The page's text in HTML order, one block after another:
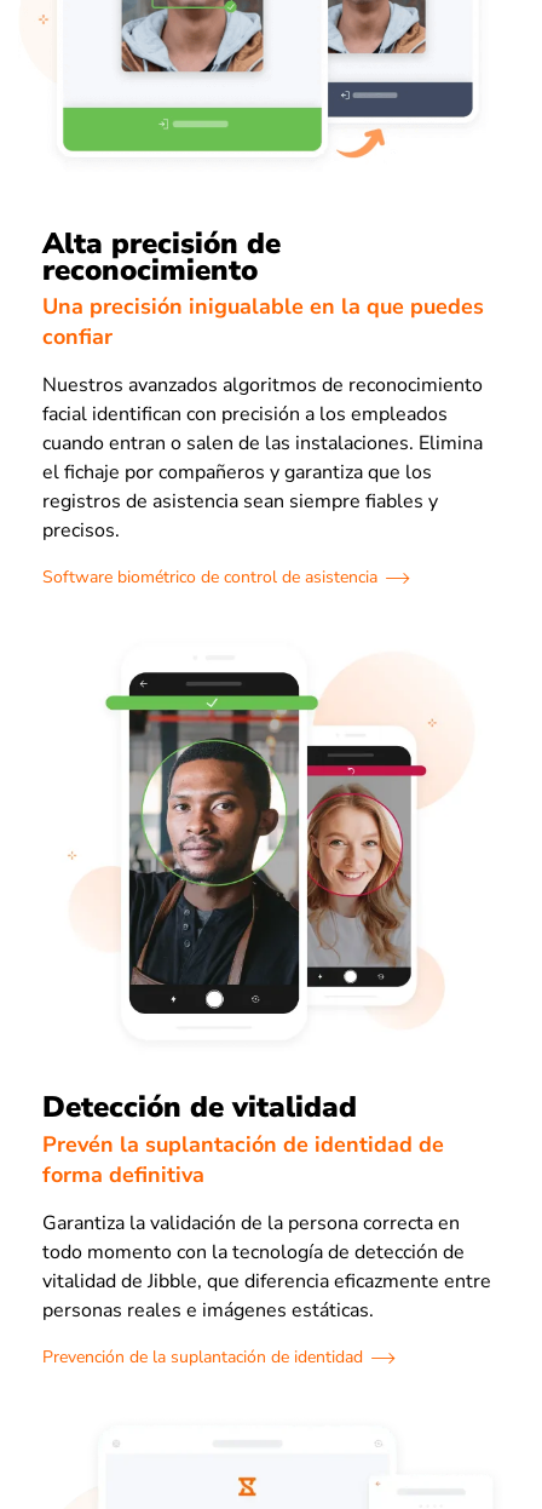
Alta precisión de
reconocimiento
Una precisión inigualable en la que puedes
confiar
Nuestros avanzados algoritmos de reconocimiento
facial identifican con precisión a los empleados
cuando entran o salen de las instalaciones. Elimina
el fichaje por compañeros y garantiza que los
registros de asistencia sean siempre fiables y
precisos.
Software biométrico de control de asistencia
Detección de vitalidad
Prevén la suplantación de identidad de
forma definitiva
Garantiza la validación de la persona correcta en
todo momento con la tecnología de detección de
vitalidad de Jibble, que diferencia eficazmente entre
personas reales e imágenes estáticas.
Prevención de la suplantación de identidad